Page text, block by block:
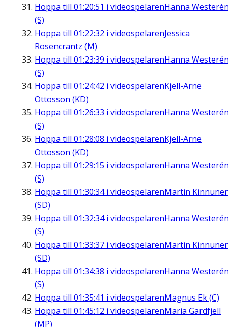
Hoppa till 01:20:51 i videospelarenHanna
(S)
Hoppa till 01:22:32 i videospelarenJessica
Rosencrantz (M)
Hoppa till 01:23:39 i videospelarenHanna
(S)
Hoppa till 01:24:42 i videospelarenKjell-Arne
Ottosson (KD)
Hoppa till 01:26:33 i videospelarenHanna
(S)
Hoppa till 01:28:08 i videospelarenKjell-Arne
Ottosson (KD)
Hoppa till 01:29:15 i videospelarenHanna
(S)
Hoppa till 01:30:34i videospelarenMartin
(SD)
Hoppa till 01:32:34i videospelarenHanna
(S)
Hoppa till 01:33:37 i videospelarenMartin
(SD)
Hoppa till 01:34:38 i videospelarenHanna
(S)
Hoppa till 01:35:41 i videospelarenMagnus Ek (C)
Hoppa till 01:45:12 i videospelarenMaria Gardfjell
(MP)